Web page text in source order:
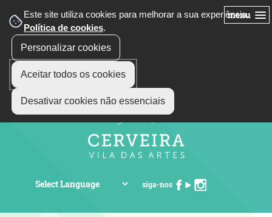
Este site utiliza cookies para melhorar a sua experiência.
Política de cookies.
Personalizar cookies
Aceitar todos os cookies
Desativar cookies não essenciais
menu
siga-nos